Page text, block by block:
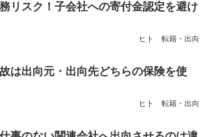
リスク！子会社への寄付金認定を避け
ヒト 転籍・出向
は出向元・出向先どちらの保険を使
ヒト 転籍・出向